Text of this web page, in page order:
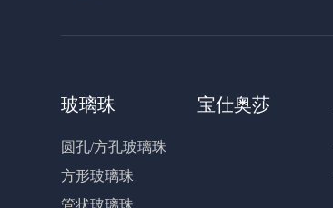
玻璃珠
圆孔/方孔玻璃珠
方形玻璃珠
管状玻璃珠
宝仕奥莎